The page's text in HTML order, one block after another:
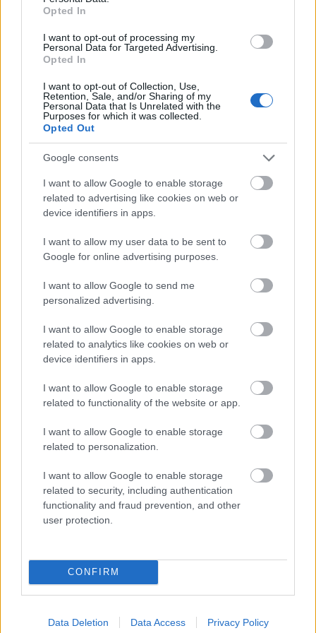
Opted In
I want to opt-out of processing my
Personal Data for Targeted Advertising.
Opted In
I want to opt-out of Collection, Use,
Retention, Sale, and/or Sharing of my
Personal Data that Is Unrelated with the
Purposes for which it was collected.
Opted Out
Google consents
I want to allow Google to enable storage
related to advertising like cookies on web or
device identifiers in apps.
I want to allow my user data to be sent to
Google for online advertising purposes.
I want to allow Google to send me
personalized advertising.
I want to allow Google to enable storage
related to analytics like cookies on web or
device identifiers in apps.
I want to allow Google to enable storage
related to functionality of the website or app.
I want to allow Google to enable storage
related to personalization.
I want to allow Google to enable storage
related to security, including authentication
functionality and fraud prevention, and other
user protection.
CONFIRM
Data Deletion Data Access Privacy Policy
VALORACIONES (0)
TAMBIÉN TE RECOMENDAMOS…
CEJAS Y PESTAÑAS ,ESTÉTICA
PINZA PARA COLOCAR
POLLIE
AÑADIR AL CARRITO
Añadir a la lista de
deseos
PRODUCTOS RELACIONADOS